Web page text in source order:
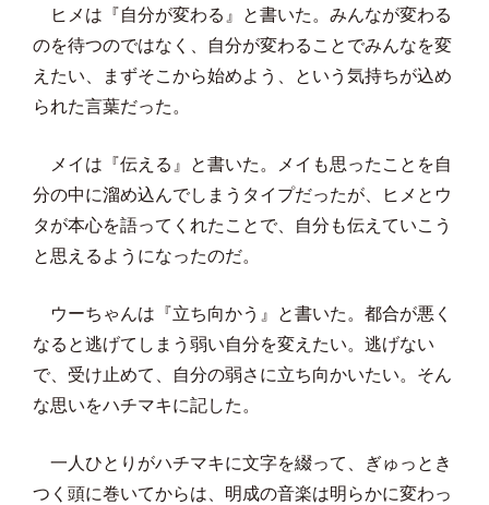
ヒメは『自分が変わる』と書いた。みんなが変わる
のを待つのではなく、自分が変わることでみんなを変
えたい、まずそこから始めよう、という気持ちが込め
られた言葉だった。
メイは『伝える』と書いた。メイも思ったことを自
分の中に溜め込んでしまうタイプだったが、ヒメとウ
タが本心を語ってくれたことで、自分も伝えていこう
と思えるようになったのだ。
ウーちゃんは『立ち向かう』と書いた。都合が悪く
なると逃げてしまう弱い自分を変えたい。逃げない
で、受け止めて、自分の弱さに立ち向かいたい。そん
な思いをハチマキに記した。
一人ひとりがハチマキに文字を綴って、ぎゅっとき
つく頭に巻いてからは、明成の音楽は明らかに変わっ